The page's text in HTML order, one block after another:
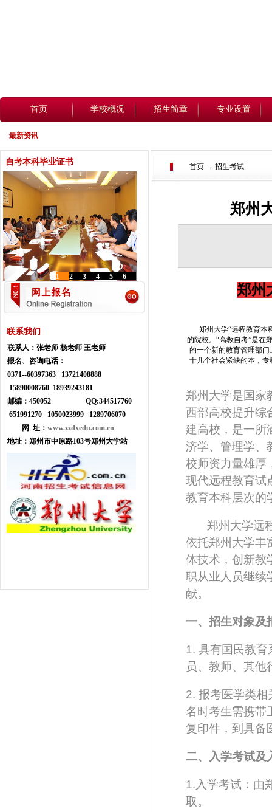
首页 学校概况 招生简章 专业设置
最新资讯
自考本科毕业证书
6
5
4
3
2
1
联系我们
联系人： 张老师 杨老师 王老师
报名、咨询电话：
0371--60397363 13721408888
15890008760 18939243181
邮编：450052 QQ:344517760
651991270 1050023999
1289706070
网 址： www.zzdxedu.com.cn
地址： 郑州市中原路103号郑州大学站
首页 → 招生考试
郑州
郑州
郑州大学“远程教育本
的院校。“高教自考”是在
的一个新的教育管理部
十几个社会紧缺的本，
郑州大学是国家
西部高校提升综
建高校，是一所
济学、管理学、
校师资力量雄厚
现代远程教育试
教育本科层次的
郑州大学远程
依托郑州大学丰
体技术，创新教
职从业人员继续
献。
一、招生对象及
1. 具有国民教育
员、教师、其他
2. 报考医学类相
名时考生需携带
复印件，到具备
二、入学考试及
1.入学考试：由
取。